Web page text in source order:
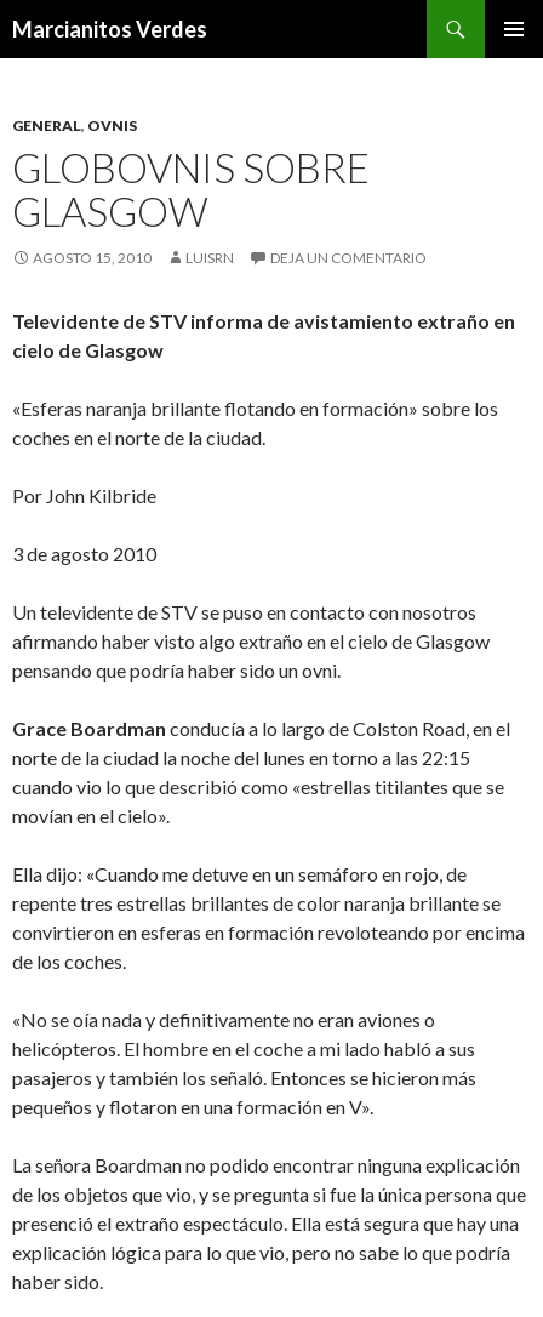
Marcianitos Verdes
GENERAL, OVNIS
GLOBOVNIS SOBRE
GLASGOW
AGOSTO 15, 2010 LUISRN DEJA UN COMENTARIO
Televidente de STV informa de avistamiento extraño en
cielo de Glasgow
«Esferas naranja brillante flotando en formación» sobre los
coches en el norte de la ciudad.
Por John Kilbride
3 de agosto 2010
Un televidente de STV se puso en contacto con nosotros
afirmando haber visto algo extraño en el cielo de Glasgow
pensando que podría haber sido un ovni.
Grace Boardman conducía a lo largo de Colston Road, en el
norte de la ciudad la noche del lunes en torno a las 22:15
cuando vio lo que describió como «estrellas titilantes que se
movían en el cielo».
Ella dijo: «Cuando me detuve en un semáforo en rojo, de
repente tres estrellas brillantes de color naranja brillante se
convirtieron en esferas en formación revoloteando por encima
de los coches.
«No se oía nada y definitivamente no eran aviones o
helicópteros. El hombre en el coche a mi lado habló a sus
pasajeros y también los señaló. Entonces se hicieron más
pequeños y flotaron en una formación en V».
La señora Boardman no podido encontrar ninguna explicación
de los objetos que vio, y se pregunta si fue la única persona que
presenció el extraño espectáculo. Ella está segura que hay una
explicación lógica para lo que vio, pero no sabe lo que podría
haber sido.